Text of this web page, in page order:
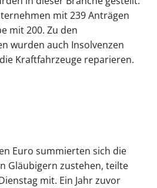
mit 239 Anträgen
mit 200. Zu den
wurden auch Insolvenzen
Kraftfahrzeuge reparieren.
Euro summierten sich die
Gläubigern zustehen, teilte
mit. Ein Jahr zuvor